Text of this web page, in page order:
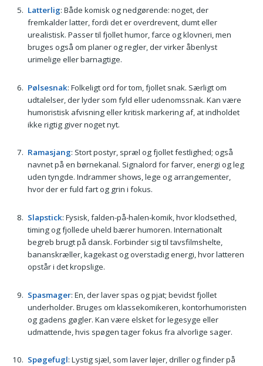
Latterlig: Både komisk og nedgørende: noget, der
fremkalder latter, fordi det er overdrevent, dumt eller
urealistisk. Passer til fjollet humor, farce og klovneri, men
bruges også om planer og regler, der virker åbenlyst
urimelige eller barnagtige.
Pølsesnak: Folkeligt ord for tom, fjollet snak. Særligt om
udtalelser, der lyder som fyld eller udenomssnak. Kan være
humoristisk afvisning eller kritisk markering af, at indholdet
ikke rigtig giver noget nyt.
Ramasjang: Stort postyr, spræl og fjollet festlighed; også
navnet på en børnekanal. Signalord for farver, energi og leg
uden tyngde. Indrammer shows, lege og arrangementer,
hvor der er fuld fart og grin i fokus.
Slapstick: Fysisk, falden-på-halen-komik, hvor klodsethed,
timing og fjollede uheld bærer humoren. Internationalt
begreb brugt på dansk. Forbinder sig til tavsfilmshelte,
bananskræller, kagekast og overstadig energi, hvor latteren
opstår i det kropslige.
Spasmager: En, der laver spas og pjat; bevidst fjollet
underholder. Bruges om klassekomikeren, kontorhumoristen
og gadens gøgler. Kan være elsket for legesyge eller
udmattende, hvis spøgen tager fokus fra alvorlige sager.
Spøgefugl: Lystig sjæl, som laver løjer, driller og finder på